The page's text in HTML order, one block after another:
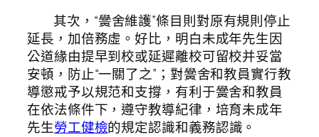
其次，“黌舍維護”條目則對原有規則停止
延長，加倍務虛。好比，明白未成年先生因
公道緣由提早到校或延遲離校可留校并妥當
安頓，防止“一關了之”；對黌舍和教員實行教
導懲戒予以規范和支撐，有利于黌舍和教員
在依法條件下，遵守教導紀律，培育未成年
先生勞工健檢的規定認識和義務認識。